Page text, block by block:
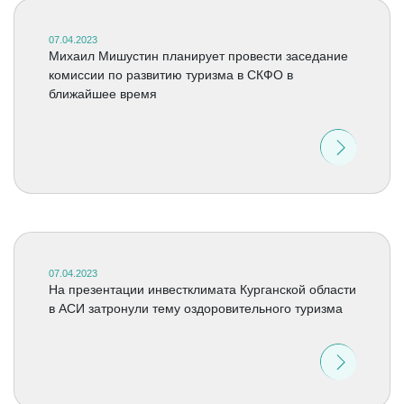
07.04.2023
Михаил Мишустин планирует провести заседание
комиссии по развитию туризма в СКФО в
ближайшее время
07.04.2023
На презентации инвестклимата Курганской области
в АСИ затронули тему оздоровительного туризма